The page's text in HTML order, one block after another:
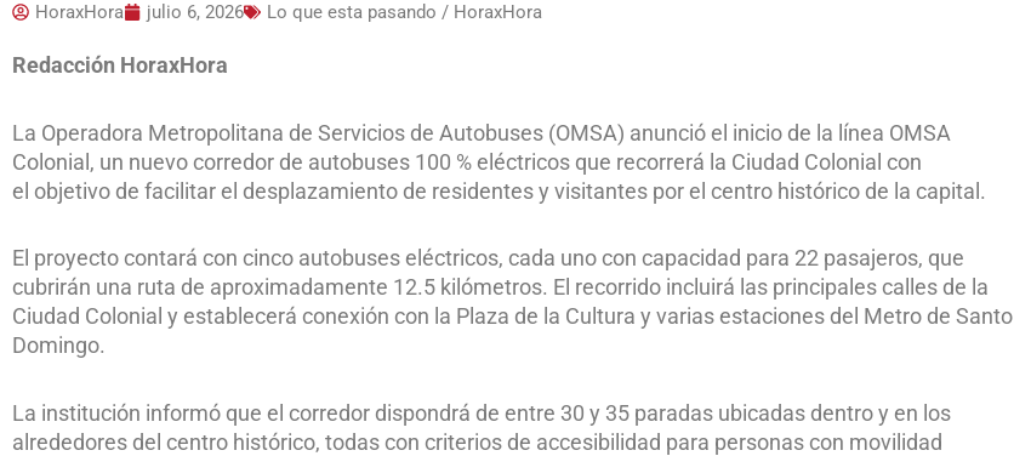
HoraxHora julio 6, 2026 Lo que esta pasando / HoraxHora
Redacción HoraxHora
La Operadora Metropolitana de Servicios de Autobuses (OMSA) anunció el inicio de la línea OMSA
Colonial, un nuevo corredor de autobuses 100 % eléctricos que recorrerá la Ciudad Colonial con
el objetivo de facilitar el desplazamiento de residentes y visitantes por el centro histórico de la capital.
El proyecto contará con cinco autobuses eléctricos, cada uno con capacidad para 22 pasajeros, que
cubrirán una ruta de aproximadamente 12.5 kilómetros. El recorrido incluirá las principales calles de la
Ciudad Colonial y establecerá conexión con la Plaza de la Cultura y varias estaciones del Metro de Santo
Domingo.
La institución informó que el corredor dispondrá de entre 30 y 35 paradas ubicadas dentro y en los
alrededores del centro histórico, todas con criterios de accesibilidad para personas con movilidad